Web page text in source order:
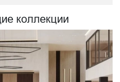
коллекции